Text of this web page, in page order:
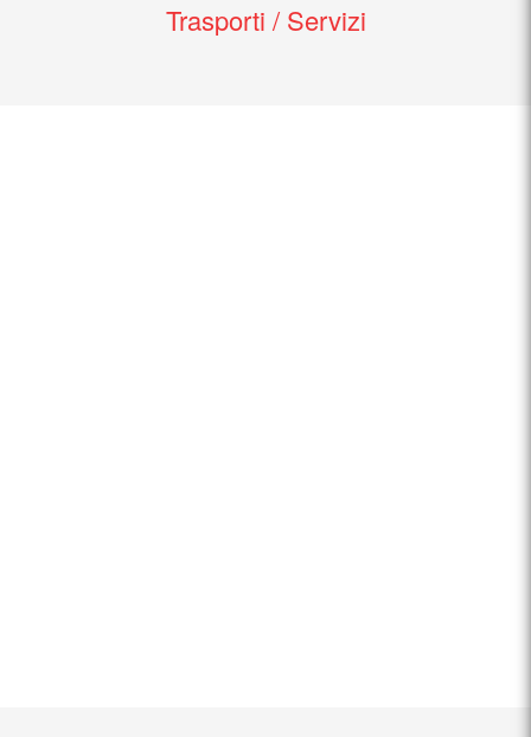
Trasporti / Servizi